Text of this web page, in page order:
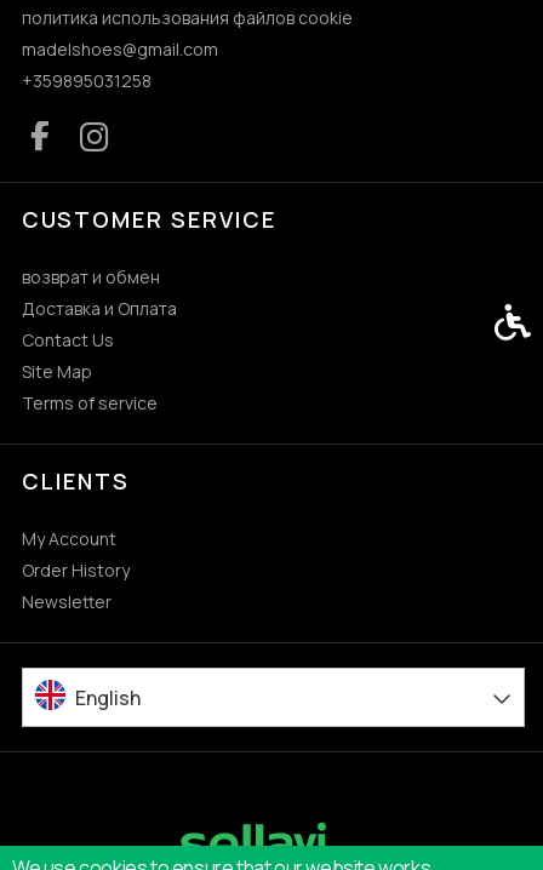
политика использования файлов cookie
madelshoes@gmail.com
+359895031258
CUSTOMER SERVICE
возврат и обмен
Доставка и Оплата
Contact Us
Site Map
Terms of service
CLIENTS
My Account
Order History
Newsletter
English